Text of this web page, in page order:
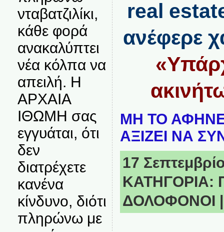
νταβατζιλίκι,
κάθε φορά
ανακαλύπτει
νέα κόλπα να
απειλή. Η
ΑΡΧΑΙΑ
ΙΘΩΜΗ σας
εγγυάται, ότι
δεν
διατρέχετε
κανένα
κίνδυνο, διότι
πληρώνω με
real
ανέφερε
ΜΗ ΤΟ
ΑΞΙΖΕΙ ΝΑ
17
ΚΑΤΗΓΟΡΙΑ:
ΔΟΛΟΦΟΝΟΙ